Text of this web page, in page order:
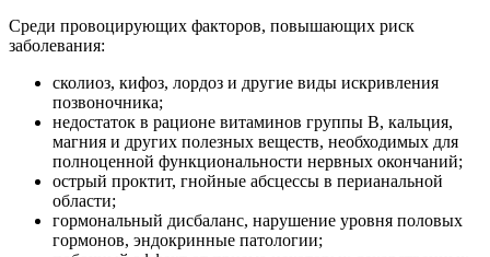
Среди провоцирующих факторов, повышающих риск
заболевания:
сколиоз, кифоз, лордоз и другие виды искривления
позвоночника;
недостаток в рационе витаминов группы B, кальция,
магния и других полезных веществ, необходимых для
полноценной функциональности нервных окончаний;
острый проктит, гнойные абсцессы в перианальной
области;
гормональный дисбаланс, нарушение уровня половых
гормонов, эндокринные патологии;